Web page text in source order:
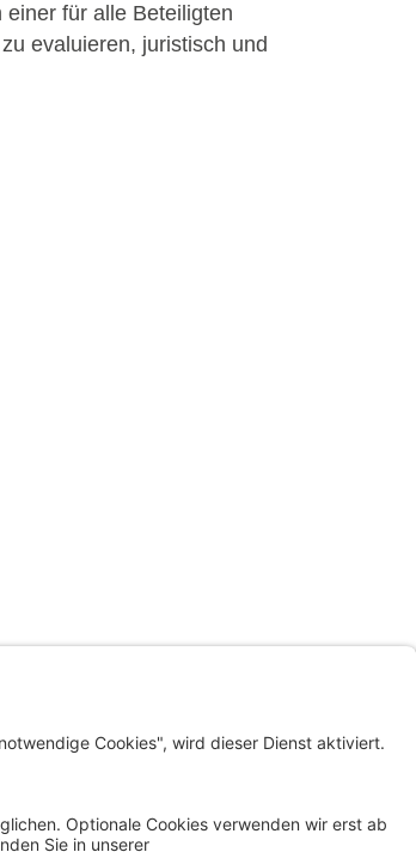
einer für alle Beteiligten
evaluieren, juristisch und
WOHNEN